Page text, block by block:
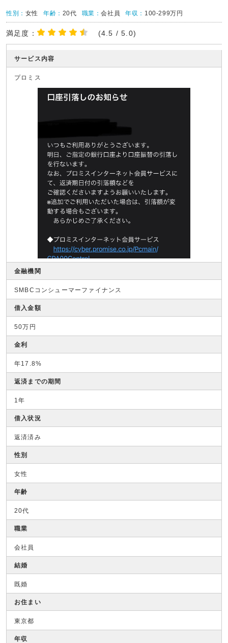
性別： 女性 年齢： 20代 職業：会社員 年収： 100-299万円
満足度： (4.5 / 5.0)
サービス内容
プロミス
金融機関
SMBCコンシューマーファイナンス
借入金額
50万円
金利
年17.8%
返済までの期間
1年
借入状況
返済済み
性別
女性
年齢
20代
職業
会社員
結婚
既婚
お住まい
東京都
年収